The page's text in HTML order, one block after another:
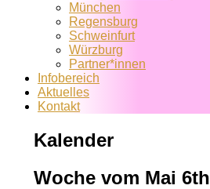
München
Regensburg
Schweinfurt
Würzburg
Partner*innen
Infobereich
Aktuelles
Kontakt
Kalender
Woche vom Mai 6th